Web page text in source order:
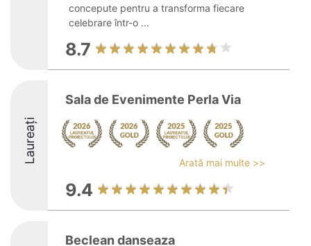
concepute pentru a transforma fiecare
celebrare într-o ...
8.7
Laureați
Sala de Evenimente Perla Via
Arată mai multe >>
9.4
Beclean danseaza